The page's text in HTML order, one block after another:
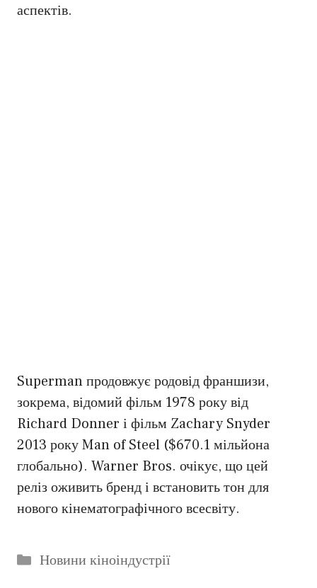
аспектів.
Superman продовжує родовід франшизи,
зокрема, відомий фільм 1978 року від
Richard Donner і фільм Zachary Snyder
2013 року Man of Steel ($670.1 мільйона
глобально). Warner Bros. очікує, що цей
реліз оживить бренд і встановить тон для
нового кінематографічного всесвіту.
Категорії
Новини кіноіндустрії